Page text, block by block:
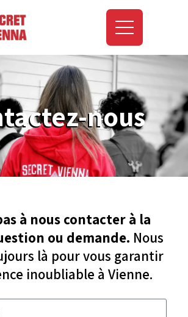
nous
à nous contacter à la
ou demande. Nous
là pour vous garantir
inoubliable à Vienne.